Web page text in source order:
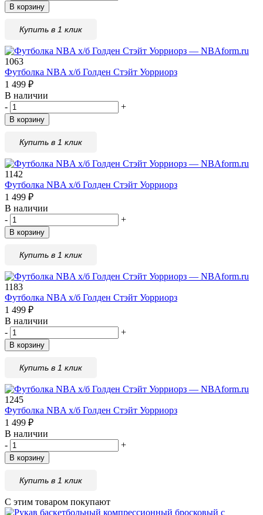
В корзину
Купить в 1 клик
1063
Футболка NBA х/б Голден Стэйт Уорриорз
1 499 ₽
В наличии
-
+
В корзину
Купить в 1 клик
1142
Футболка NBA х/б Голден Стэйт Уорриорз
1 499 ₽
В наличии
-
+
В корзину
Купить в 1 клик
1183
Футболка NBA х/б Голден Стэйт Уорриорз
1 499 ₽
В наличии
-
+
В корзину
Купить в 1 клик
1245
Футболка NBA х/б Голден Стэйт Уорриорз
1 499 ₽
В наличии
-
+
В корзину
Купить в 1 клик
С этим товаром покупают